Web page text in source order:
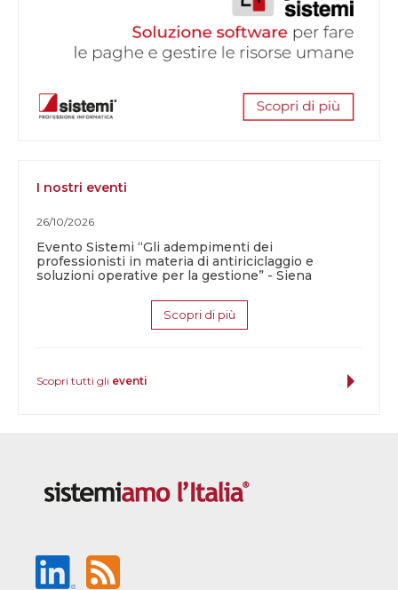
I nostri eventi
26/10/2026
Evento Sistemi “Gli adempimenti dei
professionisti in materia di antiriciclaggio e
soluzioni operative per la gestione” - Siena
Scopri di più
Scopri tutti gli eventi